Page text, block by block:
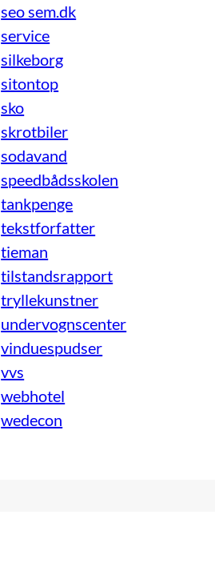
seo sem.dk
service
silkeborg
sitontop
sko
skrotbiler
sodavand
speedbådsskolen
tankpenge
tekstforfatter
tieman
tilstandsrapport
tryllekunstner
undervognscenter
vinduespudser
vvs
webhotel
wedecon